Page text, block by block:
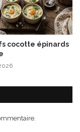
cocotte épinards